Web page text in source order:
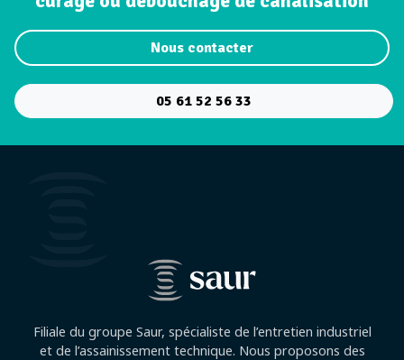
Nous contacter
05 61 52 56 33
Filiale du groupe Saur, spécialiste de l’entretien industriel
et de l’assainissement technique. Nous proposons des